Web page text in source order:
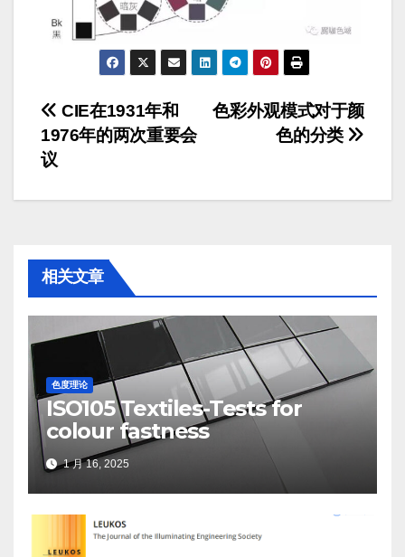
文
章
导
色彩外观模式对于颜
色的分类
CIE在1931年和
1976年的两次重要会
议
相关文章
色度理论
ISO105 Textiles-Tests for
colour fastness
1 月 16, 2025